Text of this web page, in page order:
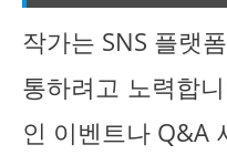
작가는 SNS 플랫
통하려고 노력합
인 이벤트나 Q&A